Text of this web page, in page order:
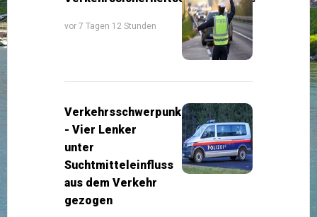
vor 7 Tagen 12 Stunden
Verkehrsschwerpunkt
- Vier Lenker
unter
Suchtmitteleinfluss
aus dem Verkehr
gezogen